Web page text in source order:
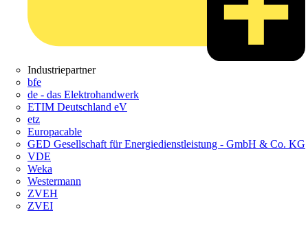
Industriepartner
bfe
de - das Elektrohandwerk
ETIM Deutschland eV
etz
Europacable
GED Gesellschaft für Energiedienstleistung - GmbH & Co. KG
VDE
Weka
Westermann
ZVEH
ZVEI